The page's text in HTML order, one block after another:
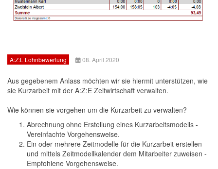
A:Z:L Lohnbewertung 08. April 2020
Aus gegebenem Anlass möchten wir sie hiermit unterstützen, wie
sie Kurzarbeit mit der A:Z:E Zeitwirtschaft verwalten.
Wie können sie vorgehen um die Kurzarbeit zu verwalten?
Abrechnung ohne Erstellung eines Kurzarbeitsmodells -
Vereinfachte Vorgehensweise.
Ein oder mehrere Zeitmodelle für die Kurzarbeit erstellen
und mittels Zeitmodellkalender dem Mitarbeiter zuweisen -
Empfohlene Vorgehensweise.